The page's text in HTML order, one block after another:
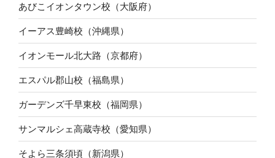
あびこイオンタウン校（大阪府）
イーアス豊崎校（沖縄県）
イオンモール北大路（京都府）
エスパル郡山校（福島県）
ガーデンズ千早東校（福岡県）
サンマルシェ高蔵寺校（愛知県）
そよら三条須頃（新潟県）